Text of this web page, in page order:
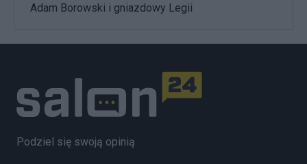
Adam Borowski i gniazdowy Legii
Podziel się swoją opinią